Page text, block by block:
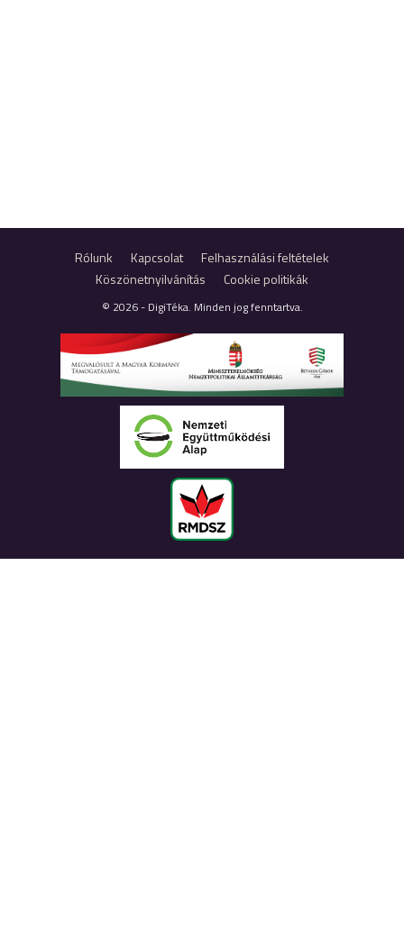
Rólunk Kapcsolat
Felhasználási feltételek
Köszönetnyilvánítás
Cookie politikák
© 2026 - DigiTéka. Minden jog fenntartva.